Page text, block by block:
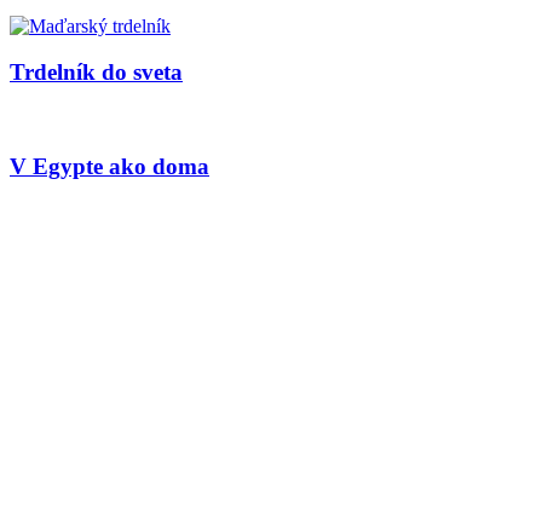
Trdelník do sveta
V Egypte ako doma